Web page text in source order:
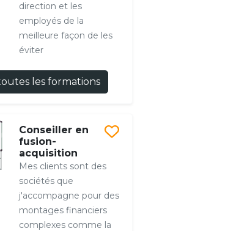
direction et les
employés de la
meilleure façon de les
éviter
les formations
Conseiller en
fusion-
acquisition
Mes clients sont des
sociétés que
j'accompagne pour des
montages financiers
complexes comme la